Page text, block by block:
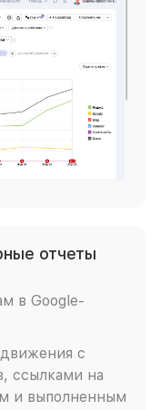
отчеты
в Google-
с
ссылками на
и выполненным